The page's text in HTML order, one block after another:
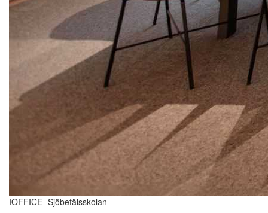
IOFFICE -Sjöbefälsskolan